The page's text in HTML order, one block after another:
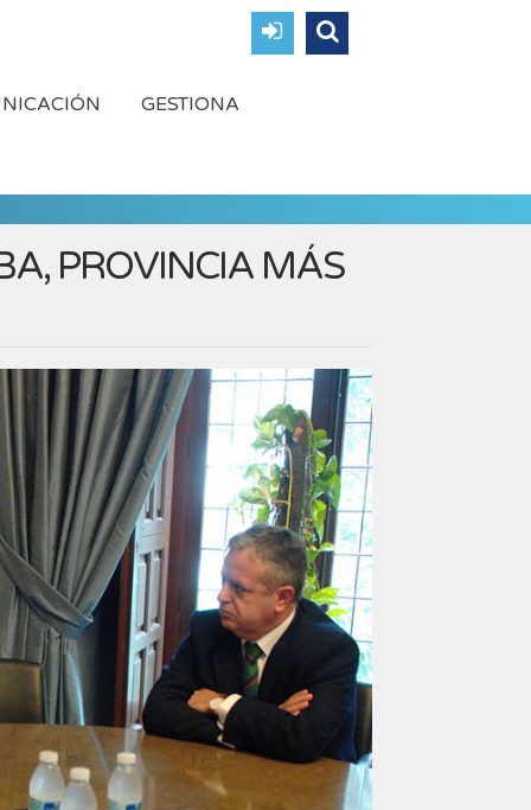
GESTIONA
PROVINCIA MÁS